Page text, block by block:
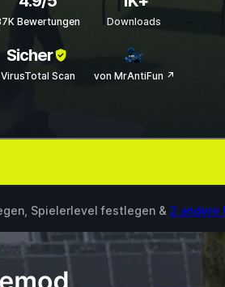
Bewertungen Downloads
Sicher
VirusTotal Scan von MrAntiFun ↗
Spielerlevel festlegen & 2 andere